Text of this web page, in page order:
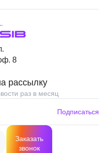
8
рассылку
раз в месяц
Подписаться
Заказать
звонок